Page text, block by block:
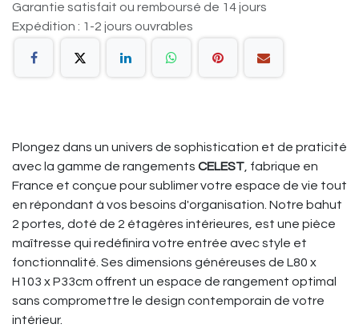
Garantie satisfait ou remboursé de 14 jours
Expédition : 1-2 jours ouvrables
Plongez dans un univers de sophistication et de praticité
avec la gamme de rangements CELEST , fabrique en
France et conçue pour sublimer votre espace de vie tout
en répondant à vos besoins d'organisation. Notre bahut
2 portes, doté de 2 étagères intérieures, est une pièce
maîtresse qui redéfinira votre entrée avec style et
fonctionnalité. Ses dimensions généreuses de L80 x
H103 x P33cm offrent un espace de rangement optimal
sans compromettre le design contemporain de votre
intérieur.